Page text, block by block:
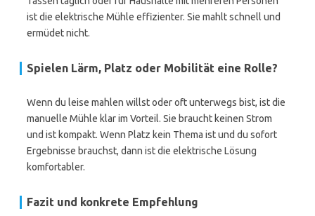
ist die elektrische Mühle effizienter. Sie mahlt schnell und
ermüdet nicht.
Spielen Lärm, Platz oder Mobilität eine Rolle?
Wenn du leise mahlen willst oder oft unterwegs bist, ist die
manuelle Mühle klar im Vorteil. Sie braucht keinen Strom
und ist kompakt. Wenn Platz kein Thema ist und du sofort
Ergebnisse brauchst, dann ist die elektrische Lösung
komfortabler.
Fazit und konkrete Empfehlung